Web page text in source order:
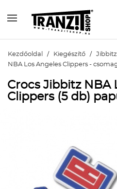
Kezdőoldal / Kiegészítő / Jibbitz
NBA Los Angeles Clippers -
Crocs Jibbitz NBA
Clippers (5 db)